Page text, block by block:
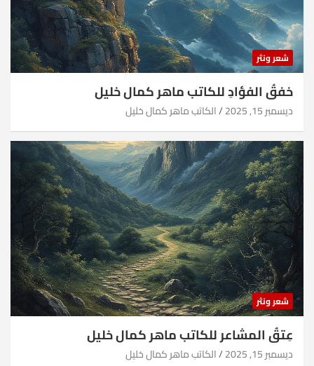
شعر ونثر
خفقُ الفؤادِ للكاتب ماهر كمال خليل
ديسمبر 15, 2025 الكاتب ماهر كمال خليل
شعر ونثر
عِتقُ المشاعر للكاتب ماهر كمال خليل
ديسمبر 15, 2025 الكاتب ماهر كمال خليل